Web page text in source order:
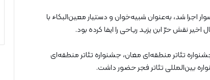
بیله‌سوار اجرا شد، به‌عنوان شبیه‌خوان و دستیار معین‌البکاء با
نقش حرّ ابن یزید ریاحی را ایفا کرده بود.
تئاتر منطقه‌ای مغان، جشنواره تئاتر منطقه‌ای
بین‌المللی تئاتر فجر حضور داشت.